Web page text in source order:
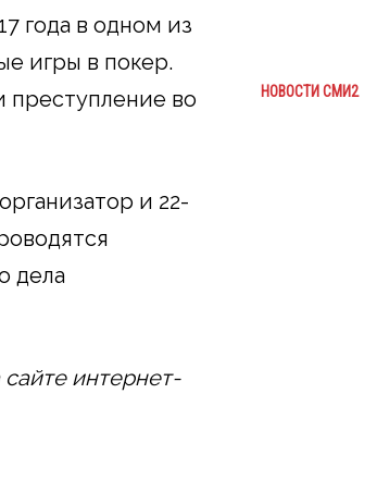
года в одном из
игры в покер.
во
и 22-
дела
интернет-
НОВОСТИ СМИ2